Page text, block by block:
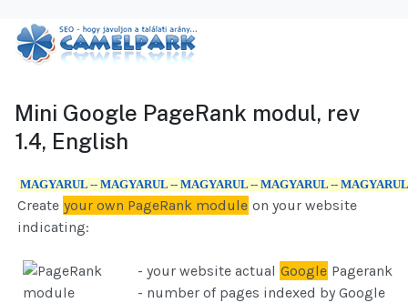
Mini Google PageRank modul, rev
1.4, English
MAGYARUL -- MAGYARUL -- MAGYARUL -- MAGYARUL -- MAGYARUL
Create your own PageRank module on your website
indicating:
- your website actual Google Pagerank
- number of pages indexed by Google